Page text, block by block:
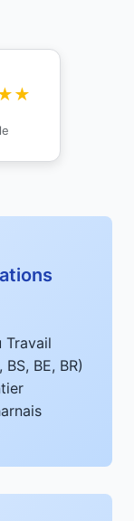
Travail
BE, BR)